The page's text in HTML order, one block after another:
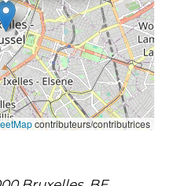
contributeurs/contributrices